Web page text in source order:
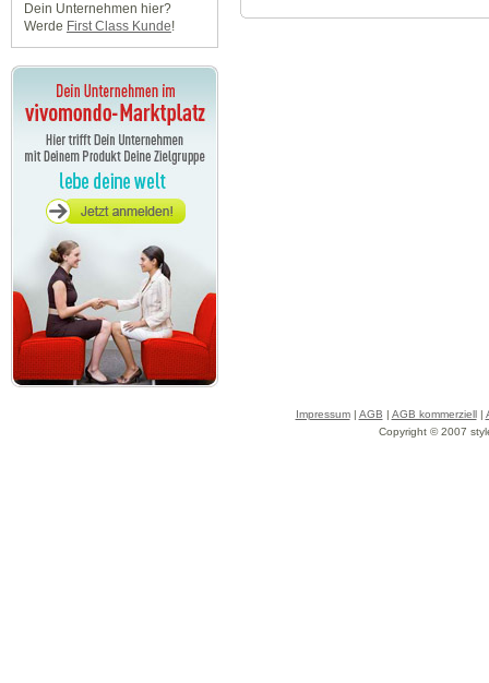
Dein Unternehmen hier?
Werde First Class Kunde!
Impressum| AGB | AGB kommerziell|
Copyright © 2007